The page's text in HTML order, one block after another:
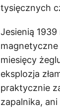
tysięcznych
Jesienią
miesięcy
eksplozja
praktycznie
zapalnika, ani